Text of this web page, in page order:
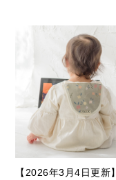
【2026年3月4日更新